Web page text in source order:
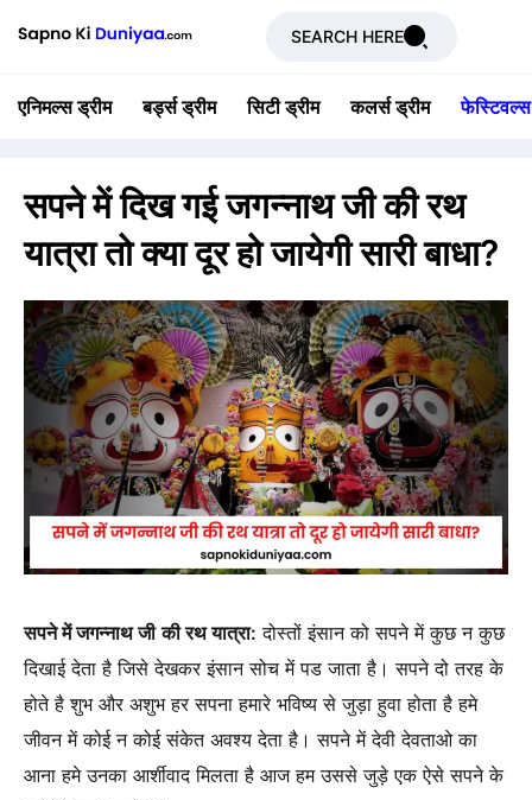
SEARCH HERE
एनिमल्स ड्रीम बर्ड्स ड्रीम सिटी ड्रीम कलर्स ड्रीम फेस्टिवल्स
सपने में दिख गई जगन्नाथ जी की रथ
यात्रा तो क्या दूर हो जायेगी सारी बाधा?
सपने में जगन्नाथ जी की रथ यात्रा: दोस्तों इंसान को सपने में कुछ न कुछ
दिखाई देता है जिसे देखकर इंसान सोच में पड जाता है। सपने दो तरह के
होते है शुभ और अशुभ हर सपना हमारे भविष्य से जुड़ा हुवा होता है हमे
जीवन में कोई न कोई संकेत अवश्य देता है। सपने में देवी देवताओ का
आना हमे उनका आर्शीवाद मिलता है आज हम उससे जुड़े एक ऐसे सपने के